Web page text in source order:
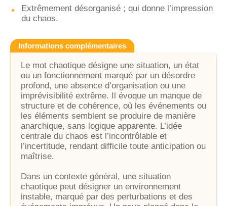
Extrêmement désorganisé ; qui donne l’impression
du chaos.
Informations complémentaires
Le mot chaotique désigne une situation, un état
ou un fonctionnement marqué par un désordre
profond, une absence d’organisation ou une
imprévisibilité extrême. Il évoque un manque de
structure et de cohérence, où les événements ou
les éléments semblent se produire de manière
anarchique, sans logique apparente. L’idée
centrale du chaos est l’incontrôlable et
l’incertitude, rendant difficile toute anticipation ou
maîtrise.
Dans un contexte général, une situation
chaotique peut désigner un environnement
instable, marqué par des perturbations et des